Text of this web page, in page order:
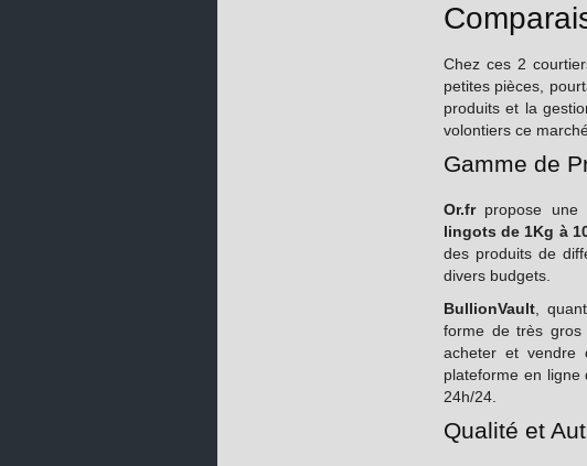
Chez ces 2
petites pièces,
produits et la
volontiers ce
Gamme de
Or.frpropose une
lingots de 1Kg à
des produits de
divers budgets.
BullionVault ,
forme de très
acheter et vendre
plateforme en ligne
24h/24.
Qualité et